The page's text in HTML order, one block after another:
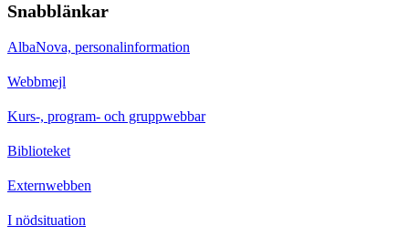
Snabblänkar
AlbaNova, personalinformation
Webbmejl
Kurs-, program- och gruppwebbar
Biblioteket
Externwebben
I nödsituation